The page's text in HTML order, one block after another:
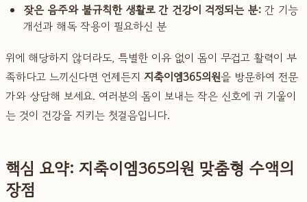
잦은 음주와 불규칙한 생활로 간 건강이 걱정되는 분: 간 기능
개선과 해독 작용이 필요하신 분
위에 해당하지 않더라도, 특별한 이유 없이 몸이 무겁고 활력이 부
족하다고 느끼신다면 언제든지 지축이엠365의원을 방문하여 전문
가와 상담해 보세요. 여러분의 몸이 보내는 작은 신호에 귀 기울이
는 것이 건강을 지키는 첫걸음입니다.
핵심 요약: 지축이엠365의원 맞춤형 수액의
장점